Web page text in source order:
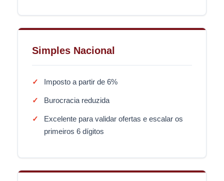
Simples Nacional
Imposto a partir de 6%
Burocracia reduzida
Excelente para validar ofertas e escalar os
primeiros 6 dígitos